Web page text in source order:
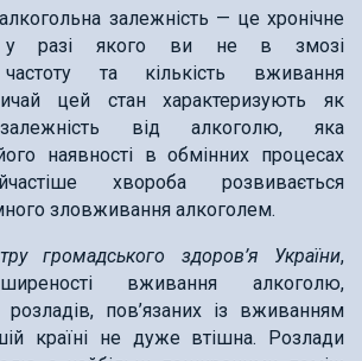
залежність — це хронічне
у разі якого ви не в змозі
та кількість вживання
цей стан характеризують як
залежність від алкоголю, яка
наявності в обмінних процесах
хвороба розвивається
зловживання алкоголем.
громадського здоров’я України,
вживання алкоголю,
пов’язаних із вживанням
країні не дуже втішна. Розлади